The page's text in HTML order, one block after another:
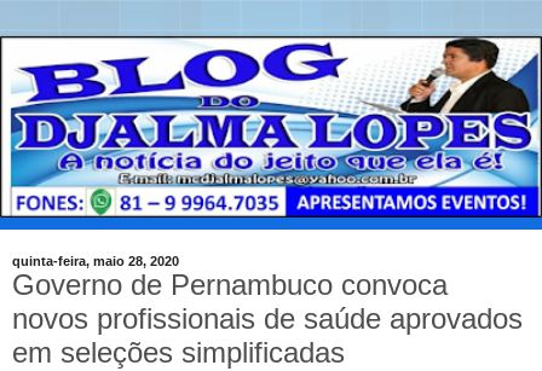
quinta-feira, maio 28, 2020
Governo de Pernambuco convoca
novos profissionais de saúde aprovados
em seleções simplificadas